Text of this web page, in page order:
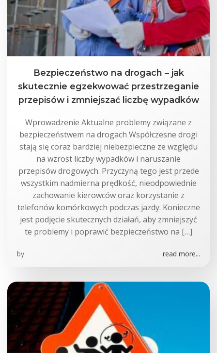
Bezpieczeństwo na drogach – jak
skutecznie egzekwować przestrzeganie
przepisów i zmniejszać liczbę wypadków
Wprowadzenie Aktualne problemy związane z
bezpieczeństwem na drogach Współczesne drogi
stają się coraz bardziej niebezpieczne ze względu
na wzrost liczby wypadków i naruszanie
przepisów drogowych. Przyczyną tego jest przede
wszystkim nadmierna prędkość, nieodpowiednie
zachowanie kierowców oraz korzystanie z
telefonów komórkowych podczas jazdy. Konieczne
jest podjęcie skutecznych działań, aby zmniejszyć
te problemy i poprawić bezpieczeństwo na […]
by read more...